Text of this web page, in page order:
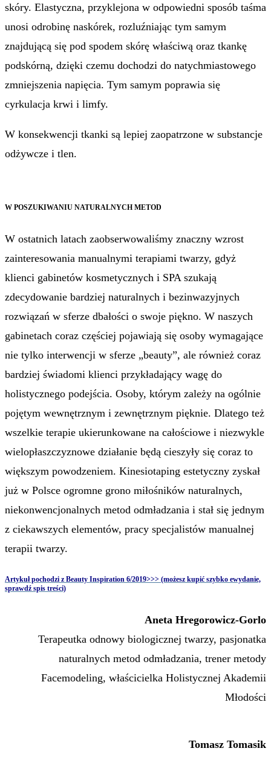
skóry. Elastyczna, przyklejona w odpowiedni sposób taśma
unosi odrobinę naskórek, rozluźniając tym samym
znajdującą się pod spodem skórę właściwą oraz tkankę
podskórną, dzięki czemu dochodzi do natychmiastowego
zmniejszenia napięcia. Tym samym poprawia się
cyrkulacja krwi i limfy.
W konsekwencji tkanki są lepiej zaopatrzone w substancje
odżywcze i tlen.
W POSZUKIWANIU NATURALNYCH METOD
W ostatnich latach zaobserwowaliśmy znaczny wzrost
zainteresowania manualnymi terapiami twarzy, gdyż
klienci gabinetów kosmetycznych i SPA szukają
zdecydowanie bardziej naturalnych i bezinwazyjnych
rozwiązań w sferze dbałości o swoje piękno. W naszych
gabinetach coraz częściej pojawiają się osoby wymagające
nie tylko interwencji w sferze „beauty”, ale również coraz
bardziej świadomi klienci przykładający wagę do
holistycznego podejścia. Osoby, którym zależy na ogólnie
pojętym wewnętrznym i zewnętrznym pięknie. Dlatego też
wszelkie terapie ukierunkowane na całościowe i niezwykle
wielopłaszczyznowe działanie będą cieszyły się coraz to
większym powodzeniem. Kinesiotaping estetyczny zyskał
już w Polsce ogromne grono miłośników naturalnych,
niekonwencjonalnych metod odmładzania i stał się jednym
z ciekawszych elementów, pracy specjalistów manualnej
terapii twarzy.
Artykuł pochodzi z Beauty Inspiration 6/2019>>> (możesz kupić szybko ewydanie,
sprawdź spis treści)
Aneta Hregorowicz-Gorlo
Terapeutka odnowy biologicznej twarzy, pasjonatka
naturalnych metod odmładzania, trener metody
Facemodeling, właścicielka Holistycznej Akademii
Młodości
Tomasz Tomasik